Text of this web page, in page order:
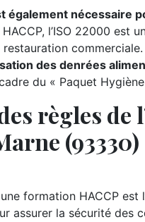
également nécessaire
l’ISO 22000 est
commerciale.
des denrées
du « Paquet
règles de
(93330)
formation HACCP
assurer la sécurité des